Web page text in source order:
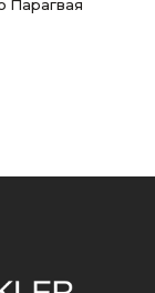
Парагвая